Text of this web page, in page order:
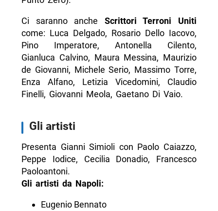
Ci saranno anche Scrittori Terroni Uniti
come: Luca Delgado, Rosario Dello Iacovo,
Pino Imperatore, Antonella Cilento,
Gianluca Calvino, Maura Messina, Maurizio
de Giovanni, Michele Serio, Massimo Torre,
Enza Alfano, Letizia Vicedomini, Claudio
Finelli, Giovanni Meola, Gaetano Di Vaio.
Gli artisti
Presenta Gianni Simioli con Paolo Caiazzo,
Peppe Iodice, Cecilia Donadio, Francesco
Paoloantoni.
Gli artisti da Napoli:
Eugenio Bennato